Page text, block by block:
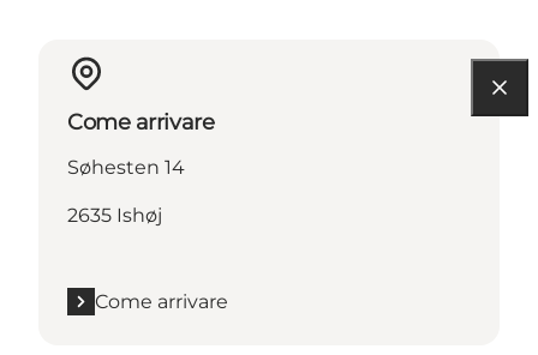
Come arrivare
Søhesten 14
2635 Ishøj
Come arrivare